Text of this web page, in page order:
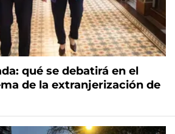
qué se debatirá en el
de la extranjerización de